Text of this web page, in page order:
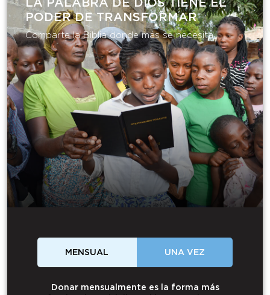
LA PALABRA DE DIOS TIENE EL
PODER DE TRANSFORMAR​
Comparte la Biblia donde más se necesita.
MENSUAL UNA VEZ
Donar mensualmente es la forma más